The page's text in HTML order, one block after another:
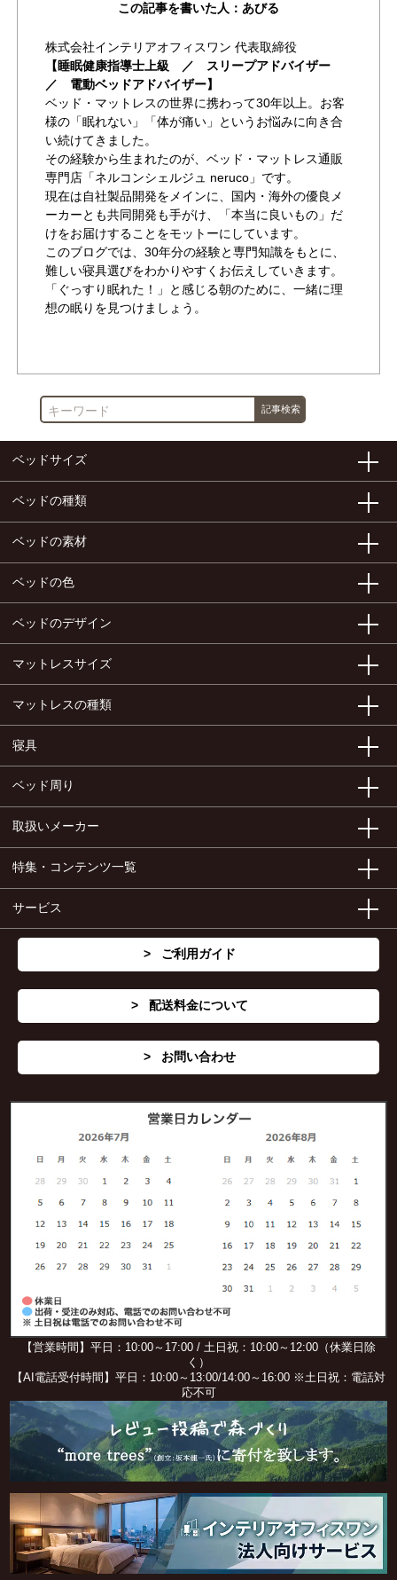
この記事を書いた人：あびる
株式会社インテリアオフィスワン 代表取締役
【睡眠健康指導士上級 ／ スリープアドバイザー
／ 電動ベッドアドバイザー】
ベッド・マットレスの世界に携わって30年以上。お客
様の「眠れない」「体が痛い」というお悩みに向き合
い続けてきました。
その経験から生まれたのが、ベッド・マットレス通販
専門店「ネルコンシェルジュ neruco」です。
現在は自社製品開発をメインに、国内・海外の優良メ
ーカーとも共同開発も手がけ、「本当に良いもの」だ
けをお届けすることをモットーにしています。
このブログでは、30年分の経験と専門知識をもとに、
難しい寝具選びをわかりやすくお伝えしていきます。
「ぐっすり眠れた！」と感じる朝のために、一緒に理
想の眠りを見つけましょう。
ベッドサイズ
ベッドの種類
ベッドの素材
ベッドの色
ベッドのデザイン
マットレスサイズ
マットレスの種類
寝具
ベッド周り
取扱いメーカー
特集・コンテンツ一覧
サービス
ご利用ガイド
配送料金について
お問い合わせ
【営業時間】平日：10:00～17:00 / 土日祝：10:00～12:00（休業日除
く）
【AI電話受付時間】平日：10:00～13:00/14:00～16:00 ※土日祝：電話対
応不可